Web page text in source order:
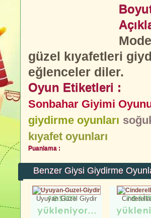
güzel kıyafetleri
eğlenceler diler.
Oyun Etiketleri :
Sonbahar Giyimi
giydirme oyunları
kıyafet oyunları
Puanlama :
Benzer Giysi Giydirme
Uyuyan Güzel Giydir